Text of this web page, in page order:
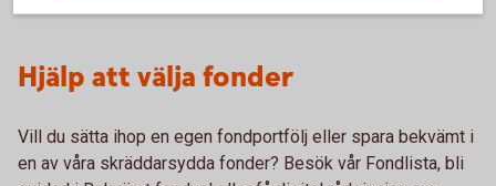
Hjälp att välja fonder
Vill du sätta ihop en egen fondportfölj eller spara bekvämt i
en av våra skräddarsydda fonder? Besök vår Fondlista, bli